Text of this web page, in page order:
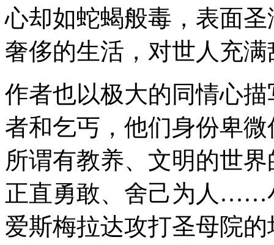
心却如蛇蝎般毒，表面
奢侈的生活，对世人充
作者也以极大的同情心
者和乞丐，他们身份卑
所谓有教养、文明的世
正直勇敢、舍己为人……
爱斯梅拉达攻打圣母院